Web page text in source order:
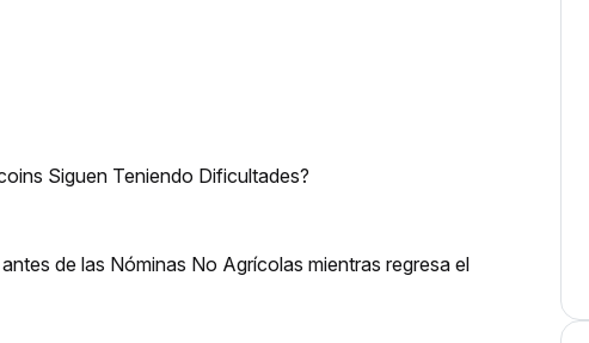
Siguen Teniendo Dificultades?
de las Nóminas No Agrícolas mientras regresa el